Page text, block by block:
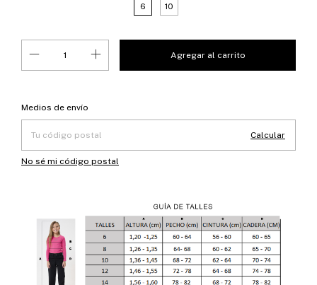
6 10
Entregas para el CP:
Medios de envío
Calcular
No sé mi código postal